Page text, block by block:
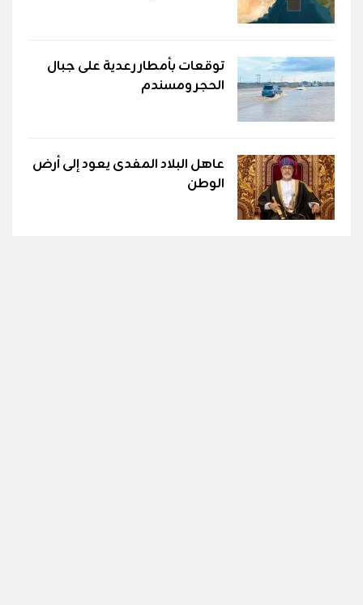
توقعات بأمطار رعدية على جبال
الحجر ومسندم
عاهل البلاد المفدى يعود إلى أرض
الوطن